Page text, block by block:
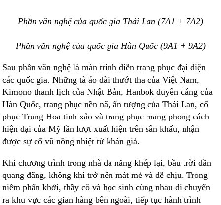
Phần văn nghệ của quốc gia Thái Lan (7A1 + 7A2)
Phần văn nghệ của quốc gia Hàn Quốc (9A1 + 9A2)
Sau phần văn nghệ là màn trình diễn trang phục đại diện
các quốc gia. Những tà áo dài thướt tha của Việt Nam,
Kimono thanh lịch của Nhật Bản, Hanbok duyên dáng của
Hàn Quốc, trang phục nền nã, ấn tượng của Thái Lan, cổ
phục Trung Hoa tinh xảo và trang phục mang phong cách
hiện đại của Mỹ lần lượt xuất hiện trên sân khấu, nhận
được sự cổ vũ nồng nhiệt từ khán giả.
Khi chương trình trong nhà đa năng khép lại, bầu trời dần
quang đãng, không khí trở nên mát mẻ và dễ chịu. Trong
niềm phấn khởi, thầy cô và học sinh cùng nhau di chuyển
ra khu vực các gian hàng bên ngoài, tiếp tục hành trình